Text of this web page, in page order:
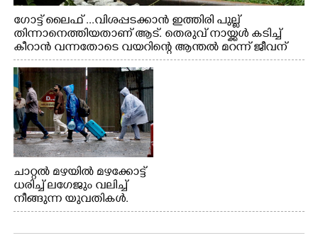
ഗോട്ട് ലൈഫ് ...വിശപ്പടക്കാൻ ഇത്തിരി പുല്ല്
തിന്നാനെത്തിയതാണ് ആട്. തെരുവ് നായ്ക്കൾ കടിച്ച്
കീറാൻ വന്നതോടെ വയറിന്റെ ആന്തൽ മറന്ന് ജീവന്
വേണ്ടിയായി ഓട്ടം. എറണാകുളം വാത്തുരുത്തിയിൽ
നിന്നുള്ള കാഴ്ച
ചാറ്റൽ മഴയിൽ മഴക്കോട്ട്
ധരിച്ച് ലഗേജും വലിച്ച്
നീങ്ങുന്ന യുവതികൾ.
എറണാകുളം മേനകയിൽ